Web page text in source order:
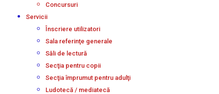
Concursuri
Servicii
Înscriere utilizatori
Sala referinţe generale
Săli de lectură
Secţia pentru copii
Secţia împrumut pentru adulţi
Ludotecă / mediatecă